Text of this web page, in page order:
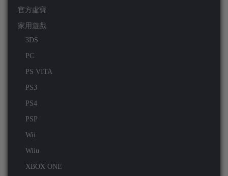
官方虛寶
家用遊戲
3DS
PC
PS VITA
PS3
PS4
PSP
Wii
Wiiu
XBOX ONE